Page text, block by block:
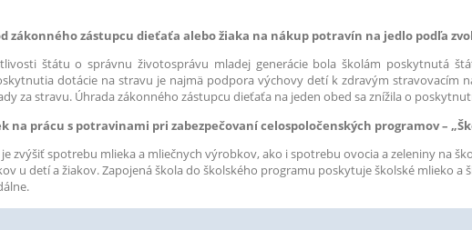
zákonného zástupcu dieťaťa alebo žiaka na nákup potravín na jedlo podľa
štátu o správnu životosprávu mladej generácie bola školám poskytnutá
dotácie na stravu je najmä podpora výchovy detí k zdravým stravovacím
za stravu. Úhrada zákonného zástupcu dieťaťa na jeden obed sa znížila o
na prácu s potravinami pri zabezpečovaní celospoločenských programov –
zvýšiť spotrebu mlieka a mliečnych výrobkov, ako i spotrebu ovocia a zeleniny na
u detí a žiakov. Zapojená škola do školského programu poskytuje školské mlieko a